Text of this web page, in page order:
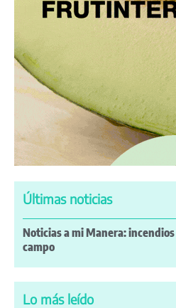
Últimas noticias
Noticias a mi Manera:
campo
Lo más leído